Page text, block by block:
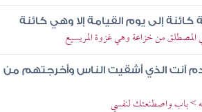
إلى يوم القيامة إلا وهي كائنة
من خزاعة وهي غزوة المريسيع
آنت الذي أشقيت الناس وأخرجتهم من
> باب واصطنعتك لنفسي